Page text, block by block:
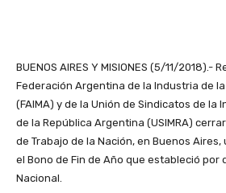
BUENOS AIRES Y MISIONES (5/11/2018).-
Federación Argentina de la Industria de
(FAIMA) y de la Unión de Sindicatos de la
de la República Argentina (USIMRA)
de Trabajo de la Nación, en Buenos
el Bono de Fin de Año que estableció por
Nacional.